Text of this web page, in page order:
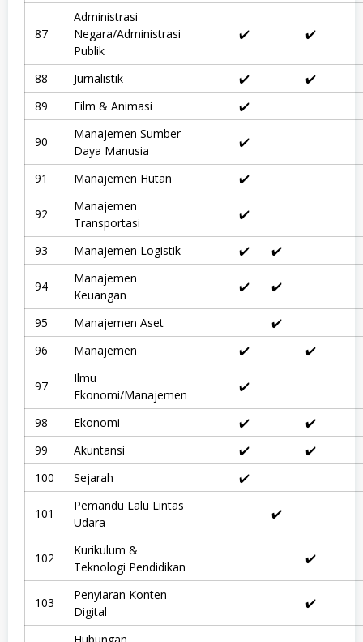
87
Administrasi
Negara/Administrasi
Publik
✔️ ✔️
88 Jurnalistik ✔️
✔️
89
Film & Animasi ✔️
90
Manajemen Sumber
Daya Manusia
✔️
91 Manajemen Hutan ✔️
92
Manajemen
Transportasi
✔️
93 Manajemen Logistik ✔️ ✔️
94
Manajemen
Keuangan
✔️ ✔️
95 Manajemen Aset
✔️
96
Manajemen ✔️ ✔️
97
Ilmu
Ekonomi/Manajemen
✔️
98 Ekonomi ✔️
✔️
99
Akuntansi ✔️
✔️
100
Sejarah ✔️
101
Pemandu Lalu Lintas
Udara
✔️
102
Kurikulum &
Teknologi Pendidikan
✔️
103
Penyiaran Konten
Digital
✔️